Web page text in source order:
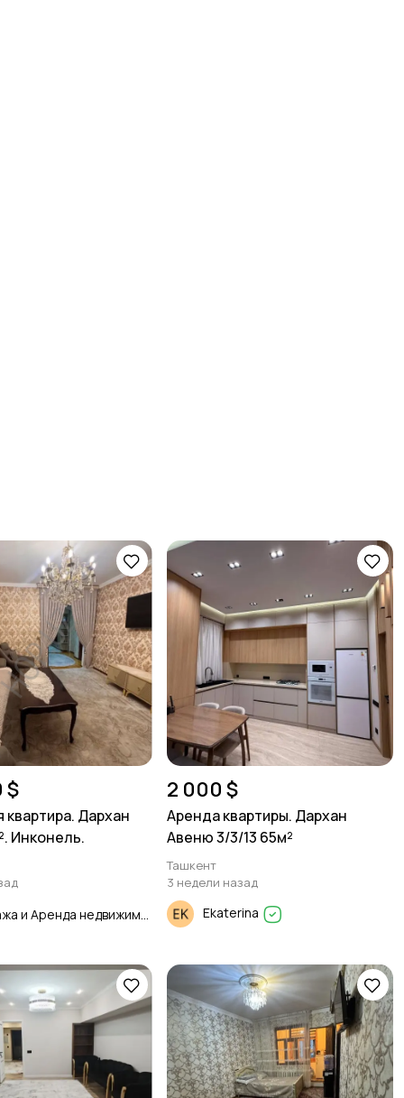
$
квартира. Дархан
Инконель.
2 000 $
Аренда квартиры. Дархан
Авеню 3/3/13 65м²
Ташкент
3 недели назад
Ekaterina